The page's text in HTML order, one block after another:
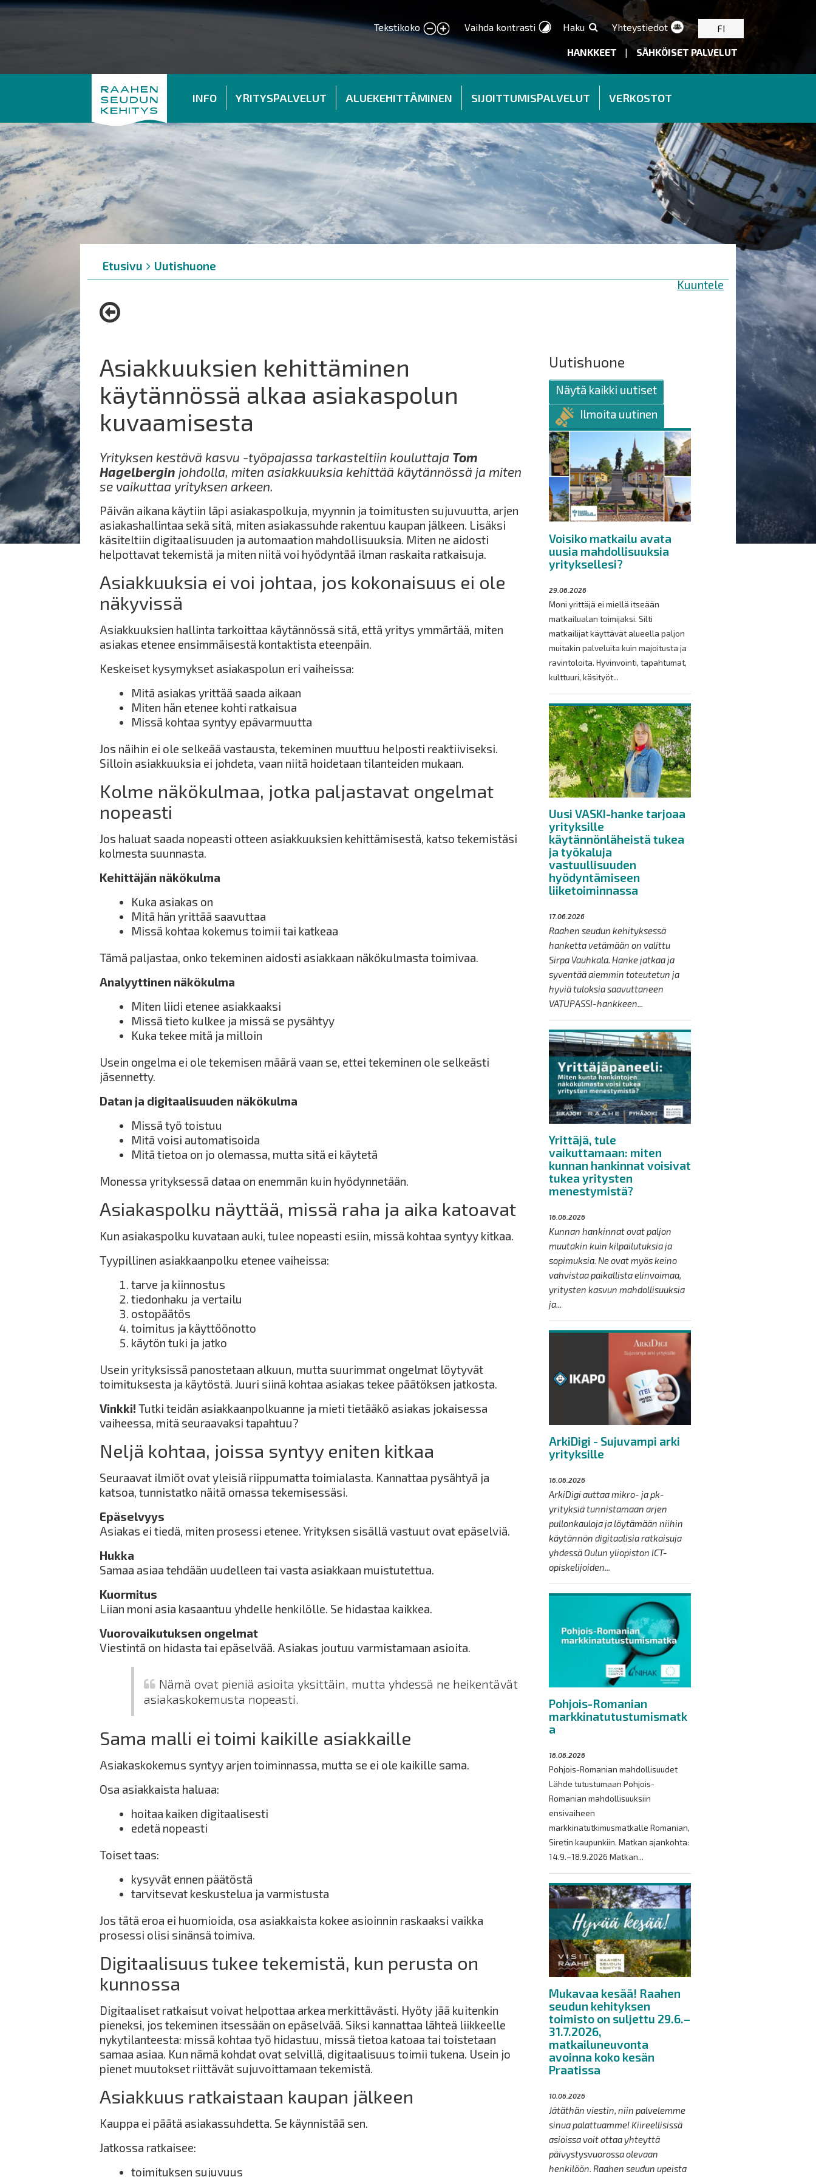
Tekstikoko
smaller text
larger text Vaihda kontrasti Haku Yhteystiedot FI
HANKKEET | SÄHKÖISET PALVELUT
INFO YRITYSPALVELUT ALUEKEHITTÄMINEN SIJOITTUMISPALVELUT VERKOSTOT
Murupolku
You
are
Etusivu
Uutishuone
Kuuntele
Asiakkuuksien kehittäminen
käytännössä alkaa asiakaspolun
kuvaamisesta
Yrityksen kestävä kasvu -työpajassa tarkasteltiin kouluttaja Tom
Hagelbergin johdolla, miten asiakkuuksia kehittää käytännössä ja miten
se vaikuttaa yrityksen arkeen.
Päivän aikana käytiin läpi asiakaspolkuja, myynnin ja toimitusten sujuvuutta, arjen
asiakashallintaa sekä sitä, miten asiakassuhde rakentuu kaupan jälkeen. Lisäksi
käsiteltiin digitaalisuuden ja automaation mahdollisuuksia. Miten ne aidosti
helpottavat tekemistä ja miten niitä voi hyödyntää ilman raskaita ratkaisuja.
Asiakkuuksia ei voi johtaa, jos kokonaisuus ei ole
näkyvissä
Asiakkuuksien hallinta tarkoittaa käytännössä sitä, että yritys ymmärtää, miten
asiakas etenee ensimmäisestä kontaktista eteenpäin.
Keskeiset kysymykset asiakaspolun eri vaiheissa:
Mitä asiakas yrittää saada aikaan
Miten hän etenee kohti ratkaisua
Missä kohtaa syntyy epävarmuutta
Jos näihin ei ole selkeää vastausta, tekeminen muuttuu helposti reaktiiviseksi.
Silloin asiakkuuksia ei johdeta, vaan niitä hoidetaan tilanteiden mukaan.
Kolme näkökulmaa, jotka paljastavat ongelmat
nopeasti
Jos haluat saada nopeasti otteen asiakkuuksien kehittämisestä, katso tekemistäsi
kolmesta suunnasta.
Kehittäjän näkökulma
Kuka asiakas on
Mitä hän yrittää saavuttaa
Missä kohtaa kokemus toimii tai katkeaa
Tämä paljastaa, onko tekeminen aidosti asiakkaan näkökulmasta toimivaa.
Analyyttinen näkökulma
Miten liidi etenee asiakkaaksi
Missä tieto kulkee ja missä se pysähtyy
Kuka tekee mitä ja milloin
Usein ongelma ei ole tekemisen määrä vaan se, ettei tekeminen ole selkeästi
jäsennetty.
Datan ja digitaalisuuden näkökulma
Missä työ toistuu
Mitä voisi automatisoida
Mitä tietoa on jo olemassa, mutta sitä ei käytetä
Monessa yrityksessä dataa on enemmän kuin hyödynnetään.
Asiakaspolku näyttää, missä raha ja aika katoavat
Kun asiakaspolku kuvataan auki, tulee nopeasti esiin, missä kohtaa syntyy kitkaa.
Tyypillinen asiakkaanpolku etenee vaiheissa:
tarve ja kiinnostus
tiedonhaku ja vertailu
ostopäätös
toimitus ja käyttöönotto
käytön tuki ja jatko
Usein yrityksissä panostetaan alkuun, mutta suurimmat ongelmat löytyvät
toimituksesta ja käytöstä. Juuri siinä kohtaa asiakas tekee päätöksen jatkosta.
Vinkki! Tutki teidän asiakkaanpolkuanne ja mieti tietääkö asiakas jokaisessa
vaiheessa, mitä seuraavaksi tapahtuu?
Neljä kohtaa, joissa syntyy eniten kitkaa
Seuraavat ilmiöt ovat yleisiä riippumatta toimialasta. Kannattaa pysähtyä ja
katsoa, tunnistatko näitä omassa tekemisessäsi.
Epäselvyys
Asiakas ei tiedä, miten prosessi etenee. Yrityksen sisällä vastuut ovat epäselviä.
Hukka
Samaa asiaa tehdään uudelleen tai vasta asiakkaan muistutettua.
Kuormitus
Liian moni asia kasaantuu yhdelle henkilölle. Se hidastaa kaikkea.
Vuorovaikutuksen ongelmat
Viestintä on hidasta tai epäselvää. Asiakas joutuu varmistamaan asioita.
Nämä ovat pieniä asioita yksittäin, mutta yhdessä ne heikentävät
asiakaskokemusta nopeasti.
Sama malli ei toimi kaikille asiakkaille
Asiakaskokemus syntyy arjen toiminnassa, mutta se ei ole kaikille sama.
Osa asiakkaista haluaa:
hoitaa kaiken digitaalisesti
edetä nopeasti
Toiset taas:
kysyvät ennen päätöstä
tarvitsevat keskustelua ja varmistusta
Jos tätä eroa ei huomioida, osa asiakkaista kokee asioinnin raskaaksi vaikka
prosessi olisi sinänsä toimiva.
Digitaalisuus tukee tekemistä, kun perusta on
kunnossa
Digitaaliset ratkaisut voivat helpottaa arkea merkittävästi. Hyöty jää kuitenkin
pieneksi, jos tekeminen itsessään on epäselvää. Siksi kannattaa lähteä liikkeelle
nykytilanteesta: missä kohtaa työ hidastuu, missä tietoa katoaa tai toistetaan
samaa asiaa. Kun nämä kohdat ovat selvillä, digitaalisuus toimii tukena. Usein jo
pienet muutokset riittävät sujuvoittamaan tekemistä.
Asiakkuus ratkaistaan kaupan jälkeen
Kauppa ei päätä asiakassuhdetta. Se käynnistää sen.
Jatkossa ratkaisee:
toimituksen sujuvuus
Uutishuone
Näytä kaikki uutiset
Ilmoita uutinen
Voisiko matkailu avata
uusia mahdollisuuksia
yrityksellesi?
29.06.2026
Moni yrittäjä ei miellä itseään
matkailualan toimijaksi. Silti
matkailijat käyttävät alueella paljon
muitakin palveluita kuin majoitusta ja
ravintoloita. Hyvinvointi, tapahtumat,
kulttuuri, käsityöt...
Uusi VASKI-hanke tarjoaa
yrityksille
käytännönläheistä tukea
ja työkaluja
vastuullisuuden
hyödyntämiseen
liiketoiminnassa
17.06.2026
Raahen seudun kehityksessä
hanketta vetämään on valittu
Sirpa Vauhkala. Hanke jatkaa ja
syventää aiemmin toteutetun ja
hyviä tuloksia saavuttaneen
VATUPASSI-hankkeen...
Yrittäjä, tule
vaikuttamaan: miten
kunnan hankinnat voisivat
tukea yritysten
menestymistä?
16.06.2026
Kunnan hankinnat ovat paljon
muutakin kuin kilpailutuksia ja
sopimuksia. Ne ovat myös keino
vahvistaa paikallista elinvoimaa,
yritysten kasvun mahdollisuuksia
ja...
ArkiDigi - Sujuvampi arki
yrityksille
16.06.2026
ArkiDigi auttaa mikro- ja pk-
yrityksiä tunnistamaan arjen
pullonkauloja ja löytämään niihin
käytännön digitaalisia ratkaisuja
yhdessä Oulun yliopiston ICT-
opiskelijoiden...
Pohjois-Romanian
markkinatutustumismatk
a
16.06.2026
Pohjois-Romanian mahdollisuudet
Lähde tutustumaan Pohjois-
Romanian mahdollisuuksiin
ensivaiheen
markkinatutkimusmatkalle Romanian,
Siretin kaupunkiin. Matkan ajankohta:
14.9.–18.9.2026 Matkan...
Mukavaa kesää! Raahen
seudun kehityksen
toimisto on suljettu 29.6.–
31.7.2026,
matkailuneuvonta
avoinna koko kesän
Praatissa
10.06.2026
Jätäthän viestin, niin palvelemme
sinua palattuamme! Kiireellisissä
asioissa voit ottaa yhteyttä
päivystysvuorossa olevaan
henkilöön. Raahen seudun upeista